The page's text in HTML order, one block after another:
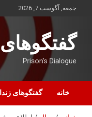
جمعه, آگوست 7, 2026
Prison's Dialogue
خانه گفتگوهای